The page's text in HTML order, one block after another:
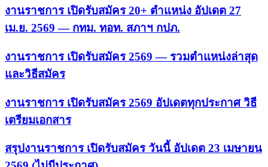
งานราชการ เปิดรับสมัคร 20+ ตำแหน่ง อัปเดต 27
เม.ย. 2569 — กทม. ทอท. สภาฯ กปภ.
งานราชการ เปิดรับสมัคร 2569 — รวมตำแหน่งล่าสุด
และวิธีสมัคร
งานราชการ เปิดรับสมัคร 2569 อัปเดตทุกประกาศ วิธี
เตรียมเอกสาร
สรุปงานราชการ เปิดรับสมัคร วันนี้ อัปเดต 23 เมษายน